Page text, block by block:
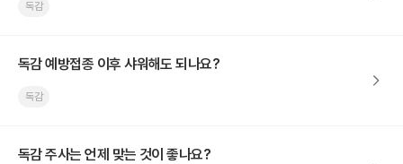
독감
독감 예방접종 이후 샤워해도 되나요?
독감
독감 주사는 언제 맞는 것이 좋나요?